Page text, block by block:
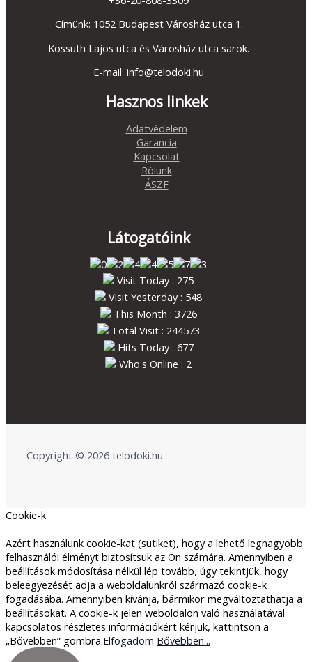
Címünk: 1052 Budapest Városház utca 1.
Kossuth Lajos utca és Városház utca sarok.
E-mail: info@telodoki.hu
Hasznos linkek
Adatvédelem
Garancia
Kapcsolat
Rólunk
ÁSZF
Látogatóink
Visit Today : 275
Visit Yesterday : 548
This Month : 3726
Total Visit : 244573
Hits Today : 677
Who's Online : 2
Copyright © 2026 telodoki.hu
Cookie-k
Azért használunk cookie-kat (sütiket), hogy a lehető legnagyobb
felhasználói élményt biztosítsuk az Ön számára. Amennyiben a
beállítások módosítása nélkül lép tovább, úgy tekintjük, hogy
beleegyezését adja a weboldalunkról származó cookie-k
fogadásába. Amennyiben kívánja, bármikor megváltoztathatja a
beállításokat. A cookie-k jelen weboldalon való használatával
kapcsolatos részletes információkért kérjük, kattintson a
„Bővebben” gombra.Elfogadom Bővebben...